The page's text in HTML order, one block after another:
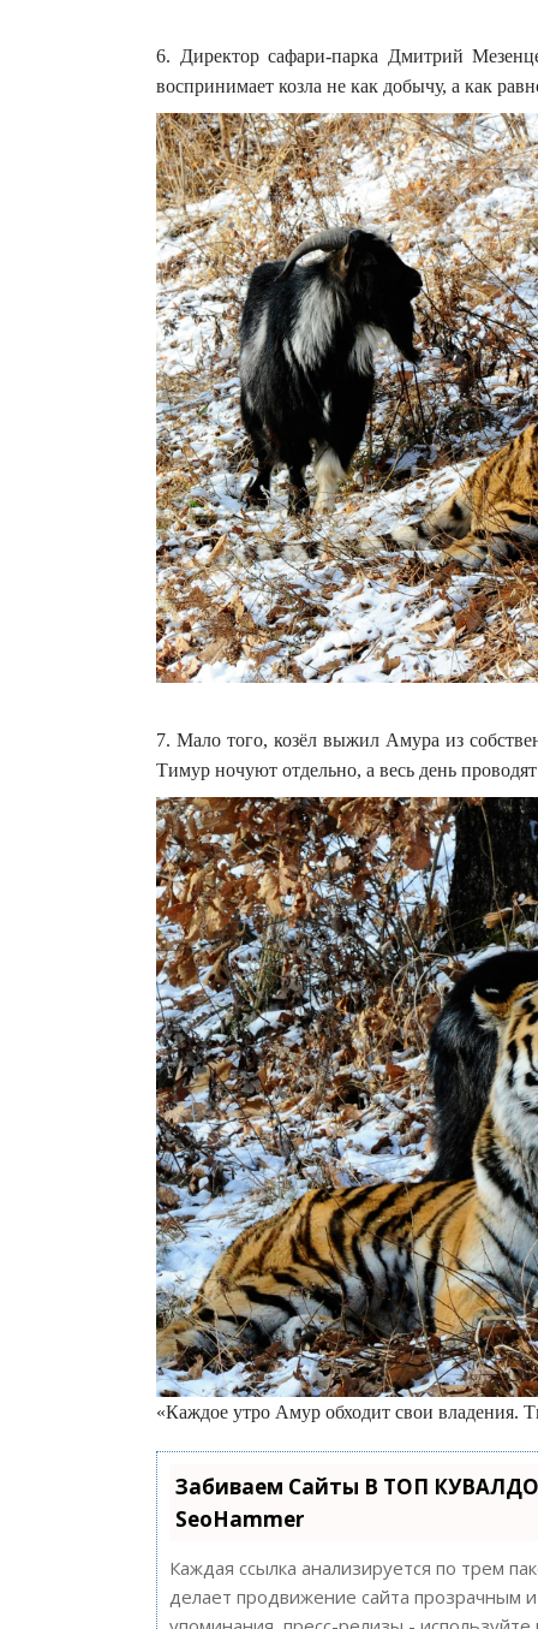
6. Директор сафари-парка Дмитрий
воспринимает козла не как добычу, а как
7. Мало того, козёл выжил Амура из
Тимур ночуют отдельно, а весь день
«Каждое утро Амур обходит свои владения.
Забиваем Сайты В ТОП
SeoHammer
Каждая ссылка анализируется по трем
делает продвижение сайта прозрачным